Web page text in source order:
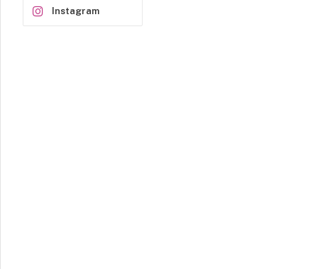
Instagram